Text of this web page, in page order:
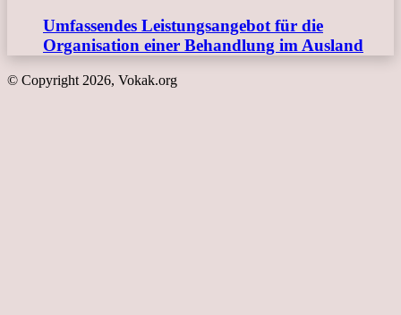
Umfassendes Leistungsangebot für die
Organisation einer Behandlung im Ausland
© Copyright 2026, Vokak.org